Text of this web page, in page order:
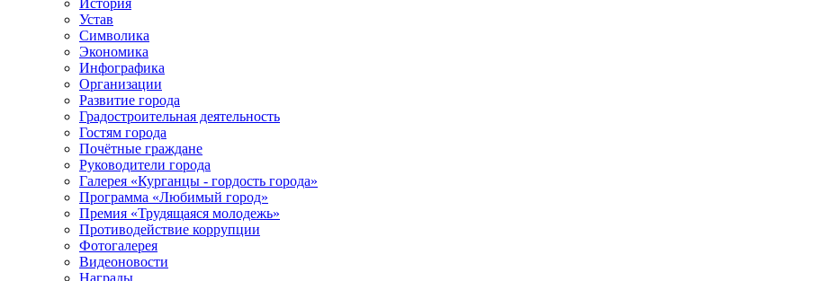
История
Устав
Символика
Экономика
Инфографика
Организации
Развитие города
Градостроительная деятельность
Гостям города
Почётные граждане
Руководители города
Галерея «Курганцы - гордость города»
Программа «Любимый город»
Премия «Трудящаяся молодежь»
Противодействие коррупции
Фотогалерея
Видеоновости
Награды